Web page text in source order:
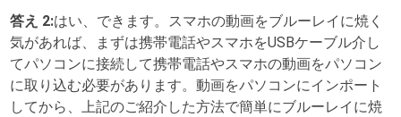
答え 2:はい、できます。スマホの動画をブルーレイに焼く
気があれば、まずは携帯電話やスマホをUSBケーブル介し
てパソコンに接続して携帯電話やスマホの動画をパソコン
に取り込む必要があります。動画をパソコンにインポート
してから、上記のご紹介した方法で簡単にブルーレイに焼